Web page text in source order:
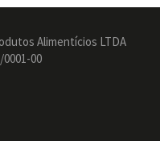
Alimentícios LTDA
0001-00